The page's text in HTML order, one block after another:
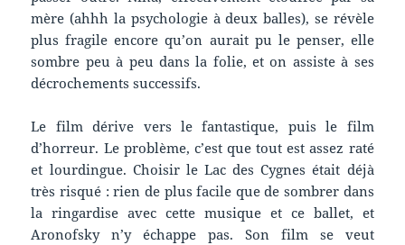
mère (ahhh la psychologie à deux balles), se révèle
plus fragile encore qu’on aurait pu le penser, elle
sombre peu à peu dans la folie, et on assiste à ses
décrochements successifs.
Le film dérive vers le fantastique, puis le film
d’horreur. Le problème, c’est que tout est assez raté
et lourdingue. Choisir le Lac des Cygnes était déjà
très risqué : rien de plus facile que de sombrer dans
la ringardise avec cette musique et ce ballet, et
Aronofsky n’y échappe pas. Son film se veut